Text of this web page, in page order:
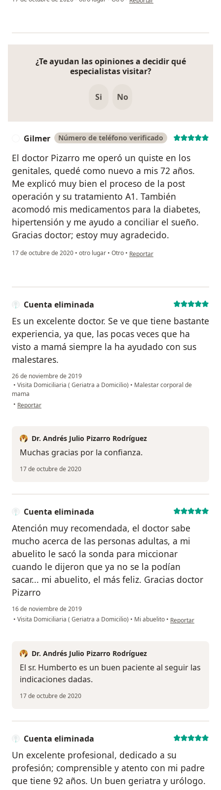
¿Te ayudan las opiniones a decidir qué
especialistas visitar?
Si No
Gilmer Número de teléfono verificado
El doctor Pizarro me operó un quiste en los
genitales, quedé como nuevo a mis 72 años.
Me explicó muy bien el proceso de la post
operación y su tratamiento A1. También
acomodó mis medicamentos para la diabetes,
hipertensión y me ayudo a conciliar el sueño.
Gracias doctor; estoy muy agradecido.
17 de octubre de 2020 • otro lugar • Otro • en opinión del usuario Gilmer
Reportar
Cuenta eliminada
Es un excelente doctor. Se ve que tiene bastante
experiencia, ya que, las pocas veces que ha
visto a mamá siempre la ha ayudado con sus
malestares.
26 de noviembre de 2019
• Visita Domiciliaria ( Geriatra a Domicilio) • Malestar corporal de
mama
• en opinión del usuario Cuenta eliminada
Reportar
Dr. Andrés Julio Pizarro Rodríguez
Muchas gracias por la confianza.
17 de octubre de 2020
Cuenta eliminada
Atención muy recomendada, el doctor sabe
mucho acerca de las personas adultas, a mi
abuelito le sacó la sonda para miccionar
cuando le dijeron que ya no se la podían
sacar... mi abuelito, el más feliz. Gracias doctor
Pizarro
16 de noviembre de 2019
• Visita Domiciliaria ( Geriatra a Domicilio) • Mi abuelito • en opinión del
Reportar
Dr. Andrés Julio Pizarro Rodríguez
El sr. Humberto es un buen paciente al seguir las
indicaciones dadas.
17 de octubre de 2020
Cuenta eliminada
Un excelente profesional, dedicado a su
profesión; comprensible y atento con mi padre
que tiene 92 años. Un buen geriatra y urólogo.